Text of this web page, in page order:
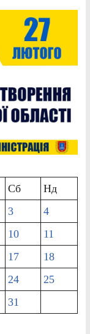
Сб
Нд
3
4
10
11
17
18
24
25
31